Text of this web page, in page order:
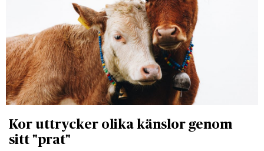
Kor uttrycker olika känslor genom
sitt "prat"